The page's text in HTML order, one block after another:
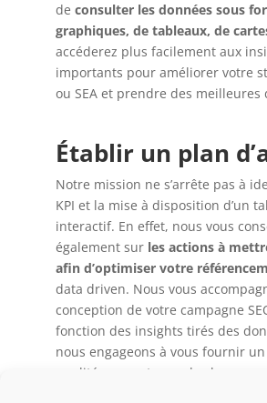
de consulter les données sous
graphiques, de tableaux, de
accéderez plus facilement aux
importants pour améliorer votre
ou SEA et prendre des meilleures
Établir un plan
Notre mission ne s’arrête pas à
KPI et la mise à disposition d’un
interactif. En effet, nous vous
également surles actions à
afin d’optimiser votre
data driven. Nous vous
conception de votre campagne
fonction des insights tirés des
nous engageons à vous fournir
qualité, respectueux des bonnes